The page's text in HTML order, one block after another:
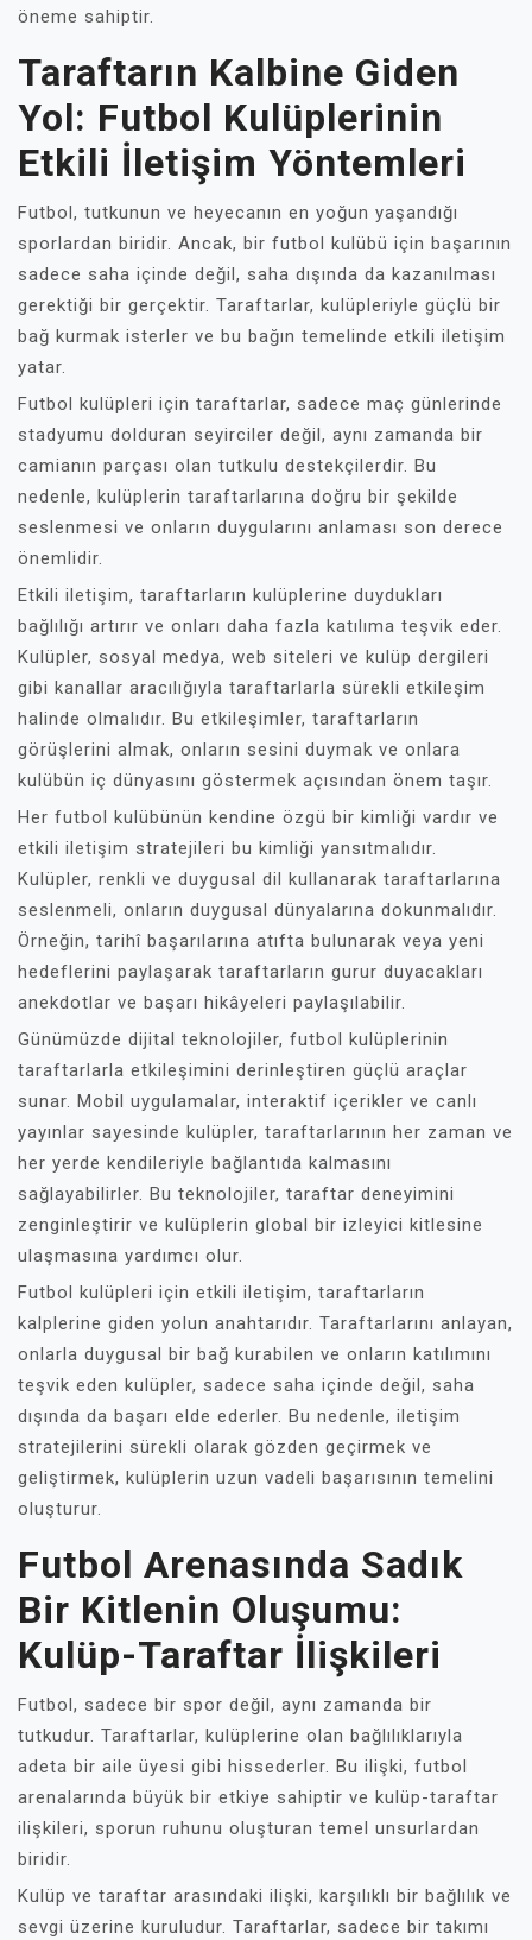
öneme sahiptir.
Taraftarın Kalbine Giden
Yol: Futbol Kulüplerinin
Etkili İletişim Yöntemleri
Futbol, tutkunun ve heyecanın en yoğun yaşandığı
sporlardan biridir. Ancak, bir futbol kulübü için başarının
sadece saha içinde değil, saha dışında da kazanılması
gerektiği bir gerçektir. Taraftarlar, kulüpleriyle güçlü bir
bağ kurmak isterler ve bu bağın temelinde etkili iletişim
yatar.
Futbol kulüpleri için taraftarlar, sadece maç günlerinde
stadyumu dolduran seyirciler değil, aynı zamanda bir
camianın parçası olan tutkulu destekçilerdir. Bu
nedenle, kulüplerin taraftarlarına doğru bir şekilde
seslenmesi ve onların duygularını anlaması son derece
önemlidir.
Etkili iletişim, taraftarların kulüplerine duydukları
bağlılığı artırır ve onları daha fazla katılıma teşvik eder.
Kulüpler, sosyal medya, web siteleri ve kulüp dergileri
gibi kanallar aracılığıyla taraftarlarla sürekli etkileşim
halinde olmalıdır. Bu etkileşimler, taraftarların
görüşlerini almak, onların sesini duymak ve onlara
kulübün iç dünyasını göstermek açısından önem taşır.
Her futbol kulübünün kendine özgü bir kimliği vardır ve
etkili iletişim stratejileri bu kimliği yansıtmalıdır.
Kulüpler, renkli ve duygusal dil kullanarak taraftarlarına
seslenmeli, onların duygusal dünyalarına dokunmalıdır.
Örneğin, tarihî başarılarına atıfta bulunarak veya yeni
hedeflerini paylaşarak taraftarların gurur duyacakları
anekdotlar ve başarı hikâyeleri paylaşılabilir.
Günümüzde dijital teknolojiler, futbol kulüplerinin
taraftarlarla etkileşimini derinleştiren güçlü araçlar
sunar. Mobil uygulamalar, interaktif içerikler ve canlı
yayınlar sayesinde kulüpler, taraftarlarının her zaman ve
her yerde kendileriyle bağlantıda kalmasını
sağlayabilirler. Bu teknolojiler, taraftar deneyimini
zenginleştirir ve kulüplerin global bir izleyici kitlesine
ulaşmasına yardımcı olur.
Futbol kulüpleri için etkili iletişim, taraftarların
kalplerine giden yolun anahtarıdır. Taraftarlarını anlayan,
onlarla duygusal bir bağ kurabilen ve onların katılımını
teşvik eden kulüpler, sadece saha içinde değil, saha
dışında da başarı elde ederler. Bu nedenle, iletişim
stratejilerini sürekli olarak gözden geçirmek ve
geliştirmek, kulüplerin uzun vadeli başarısının temelini
oluşturur.
Futbol Arenasında Sadık
Bir Kitlenin Oluşumu:
Kulüp-Taraftar İlişkileri
Futbol, sadece bir spor değil, aynı zamanda bir
tutkudur. Taraftarlar, kulüplerine olan bağlılıklarıyla
adeta bir aile üyesi gibi hissederler. Bu ilişki, futbol
arenalarında büyük bir etkiye sahiptir ve kulüp-taraftar
ilişkileri, sporun ruhunu oluşturan temel unsurlardan
biridir.
Kulüp ve taraftar arasındaki ilişki, karşılıklı bir bağlılık ve
sevgi üzerine kuruludur. Taraftarlar, sadece bir takımı